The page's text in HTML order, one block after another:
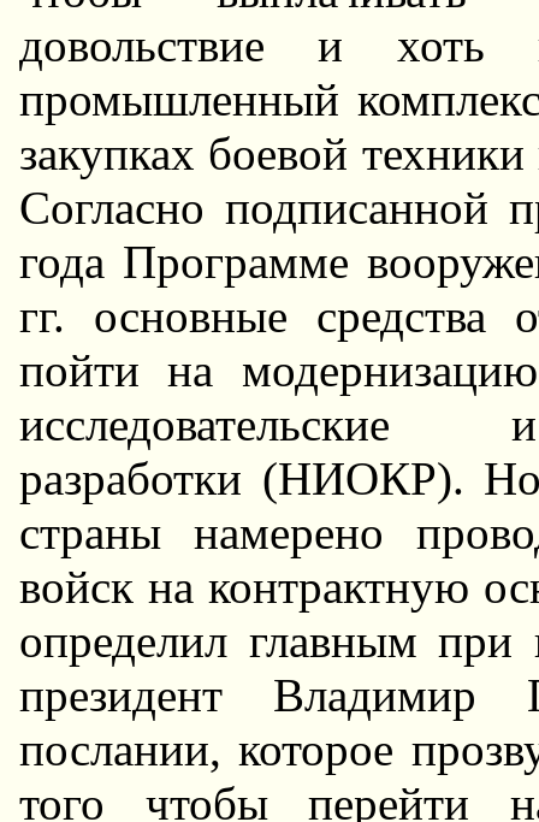
довольствие и хоть
промышленный
закупках боевой
Согласно подписанной
года Программе
гг. основные средства
пойти на
исследовательские
разработки (HИОКР).
страны намерено
войск на контрактную
определил главным
президент
послании, которое
того чтобы перейти